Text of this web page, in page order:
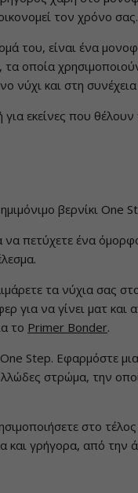
τον χρόνο σας.
είναι ένα
οποία
νύχι και στη
για εκείνες που
βερνίκι One
να πετύχετε ένα
τα νύχια σας
να γίνει ματ και
το Primer Bonder.
Step. Εφαρμόστε
στρώμα, την
στο
και γρήγορα, από την